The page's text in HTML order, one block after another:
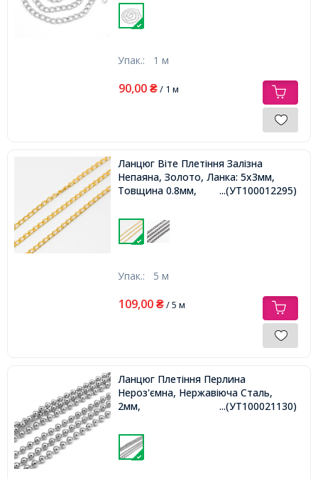
Упак.: 1 м
90,00 ₴/ 1 м
Ланцюг Віте Плетіння Залізна
Непаяна, Золото, Ланка: 5х3мм,
Товщина 0.8мм,
...(УТ100012295)
Упак.: 5 м
109,00 ₴/ 5 м
Ланцюг Плетіння Перлина
Нероз'ємна, Нержавіюча Сталь,
2мм,
...(УТ100021130)